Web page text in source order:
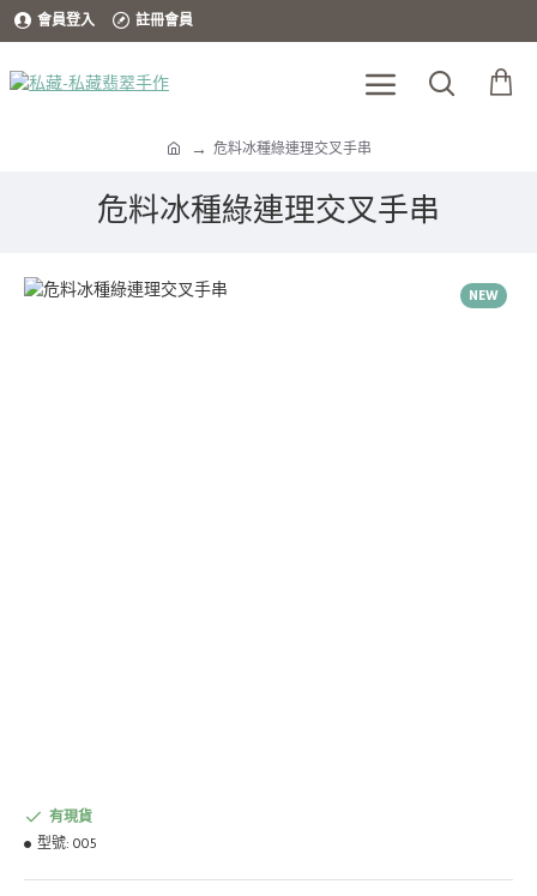
會員登入 註冊會員
危料冰種綠連理交叉手串
危料冰種綠連理交叉手串
NEW
有現貨
型號: 005